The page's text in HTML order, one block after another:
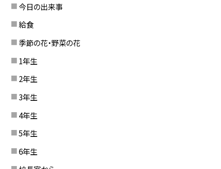
今日の出来事
給食
季節の花・野菜の花
1年生
2年生
3年生
4年生
5年生
6年生